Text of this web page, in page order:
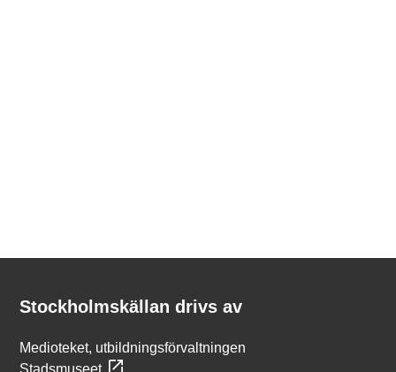
Stockholmskällan drivs av
Medioteket, utbildningsförvaltningen
Stadsmuseet